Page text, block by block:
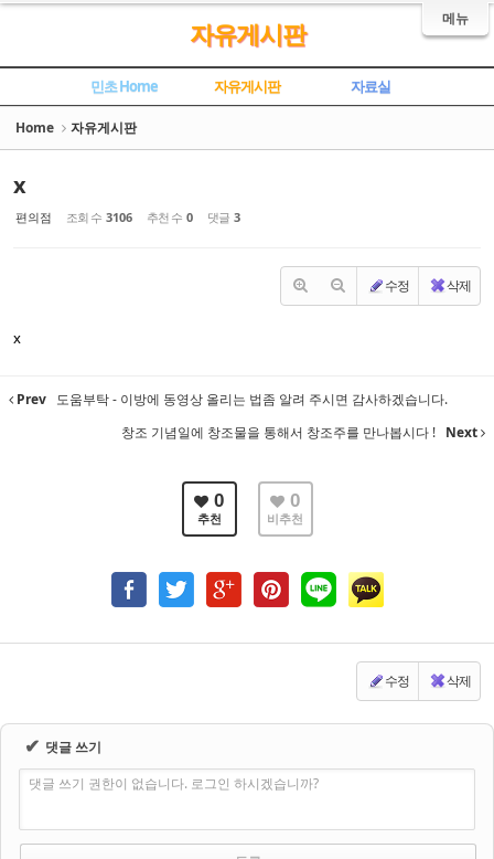
메뉴
자유게시판
민초 Home 자유게시판 자료실
Home 자유게시판
x
편의점 조회 수 3106 추천 수 0 댓글 3
수정 삭제
x
Prev 도움부탁 - 이방에 동영상 올리는 법좀 알려 주시면 감사하겠습니다.
창조 기념일에 창조물을 통해서 창조주를 만나봅시다 ! Next
0
추천
0
비추천
수정 삭제
✔ 댓글 쓰기
댓글 쓰기 권한이 없습니다. 로그인 하시겠습니까?